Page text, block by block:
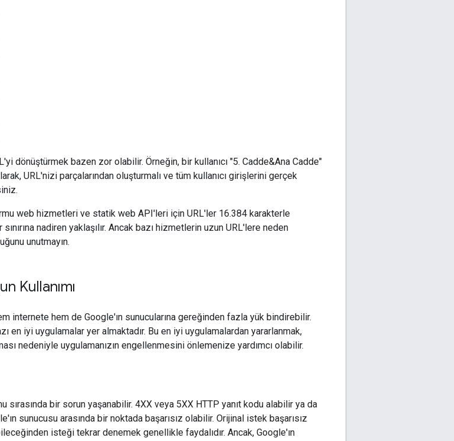
dönüştürmek bazen zor olabilir. Örneğin, bir kullanıcı "5. Cadde&Ana Cadde"
URL'nizi parçalarından oluşturmalı ve tüm kullanıcı girişlerini gerçek
web hizmetleri ve statik web API'leri için URL'ler 16.384 karakterle
sınırına nadiren yaklaşılır. Ancak bazı hizmetlerin uzun URL'lere neden
unutmayın.
Kullanımı
internete hem de Google'ın sunucularına gereğinden fazla yük bindirebilir.
en iyi uygulamalar yer almaktadır. Bu en iyi uygulamalardan yararlanmak,
nedeniyle uygulamanızın engellenmesini önlemenize yardımcı olabilir.
sırasında bir sorun yaşanabilir. 4XX veya 5XX HTTP yanıt kodu alabilir ya da
sunucusu arasında bir noktada başarısız olabilir. Orijinal istek başarısız
isteği tekrar denemek genellikle faydalıdır. Ancak, Google'ın